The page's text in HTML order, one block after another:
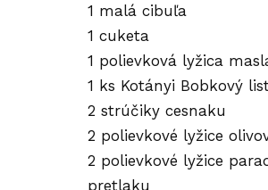
1 malá cibuľa
1 cuketa
1 polievková lyžica
1 ks Kotányi Bobkový
2 strúčiky cesnaku
2 polievkové lyžice
2 polievkové lyžice
pretlaku